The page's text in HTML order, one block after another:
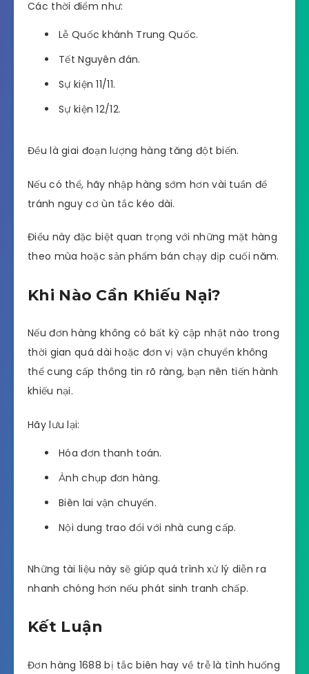
Các thời điểm như:
Lễ Quốc khánh Trung Quốc.
Tết Nguyên đán.
Sự kiện 11/11.
Sự kiện 12/12.
Đều là giai đoạn lượng hàng tăng đột biến.
Nếu có thể, hãy nhập hàng sớm hơn vài tuần để
tránh nguy cơ ùn tắc kéo dài.
Điều này đặc biệt quan trọng với những mặt hàng
theo mùa hoặc sản phẩm bán chạy dịp cuối năm.
Khi Nào Cần Khiếu Nại?
Nếu đơn hàng không có bất kỳ cập nhật nào trong
thời gian quá dài hoặc đơn vị vận chuyển không
thể cung cấp thông tin rõ ràng, bạn nên tiến hành
khiếu nại.
Hãy lưu lại:
Hóa đơn thanh toán.
Ảnh chụp đơn hàng.
Biên lai vận chuyển.
Nội dung trao đổi với nhà cung cấp.
Những tài liệu này sẽ giúp quá trình xử lý diễn ra
nhanh chóng hơn nếu phát sinh tranh chấp.
Kết Luận
Đơn hàng 1688 bị tắc biên hay về trễ là tình huống